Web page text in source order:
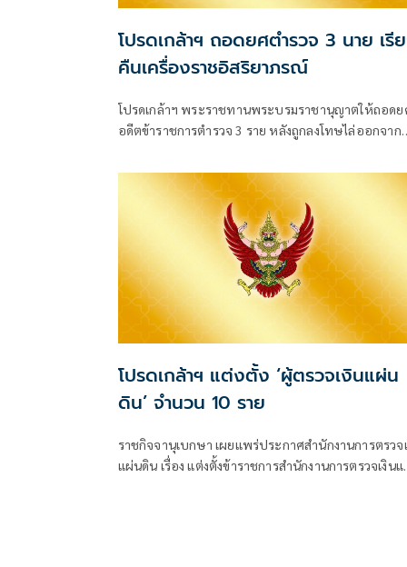
โปรดเกล้าฯ ถอดยศตำรวจ 3 นาย เรี
คืนเครื่องราชอิสริยาภรณ์
โปรดเกล้าฯ พระราชทานพระบรมราชานุญาตให้ถอดย
อดีตข้าราชการตำรวจ 3 ราย หลังถูกลงโทษไล่ออกจาก
โปรดเกล้าฯ แต่งตั้ง ‘ผู้ตรวจเงินแผ่น
ดิน’ จำนวน 10 ราย
ราชกิจจานุเบกษา เผยแพร่ประกาศสำนักงานการตรวจ
แผ่นดิน เรื่อง แต่งตั้งข้าราชการสำนักงานการตรวจเงินแ